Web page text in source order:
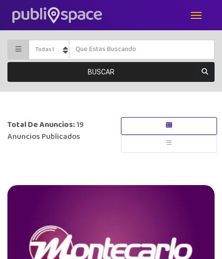
BUSCAR
Total De Anuncios:19
Anuncios Publicados